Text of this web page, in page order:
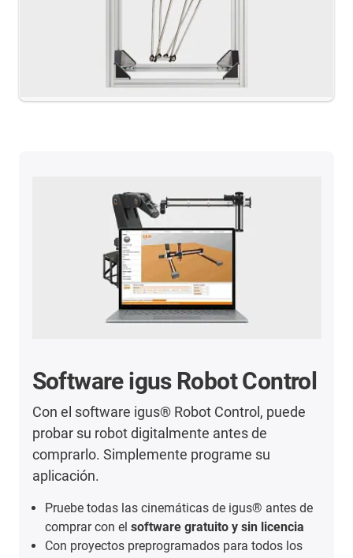
Software igus Robot Control
Con el software igus® Robot Control, puede
probar su robot digitalmente antes de
comprarlo. Simplemente programe su
aplicación.
Pruebe todas las cinemáticas de igus® antes de
comprar con el software gratuito y sin licencia
Con proyectos preprogramados para todos los